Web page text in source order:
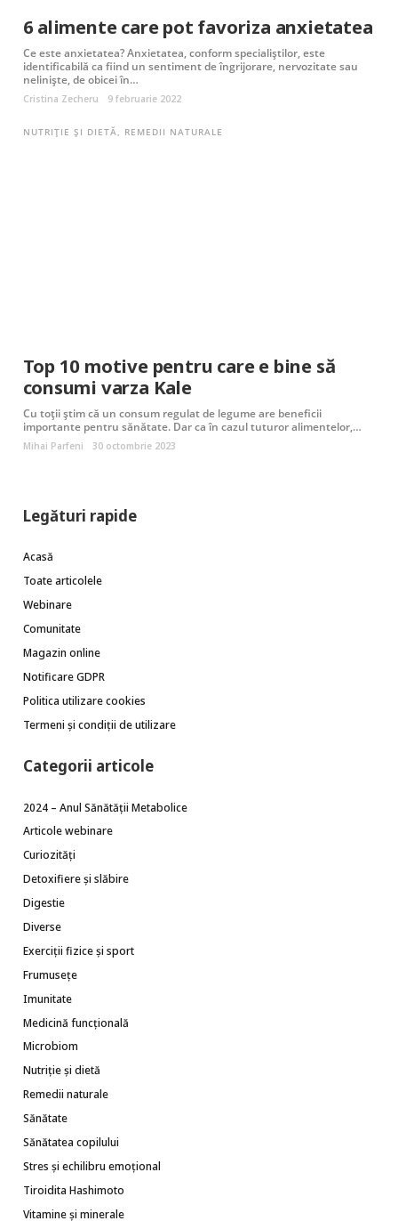
6 alimente care pot favoriza anxietatea
Ce este anxietatea? Anxietatea, conform specialiștilor, este
identificabilă ca fiind un sentiment de îngrijorare, nervozitate sau
neliniște, de obicei în…
Cristina Zecheru 9 februarie 2022
NUTRIȚIE ȘI DIETĂ, REMEDII NATURALE
Top 10 motive pentru care e bine să
consumi varza Kale
Cu toții știm că un consum regulat de legume are beneficii
importante pentru sănătate. Dar ca în cazul tuturor alimentelor,…
Mihai Parfeni 30 octombrie 2023
Legături rapide
Acasă
Toate articolele
Webinare
Comunitate
Magazin online
Notificare GDPR
Politica utilizare cookies
Termeni și condiții de utilizare
Categorii articole
2024 – Anul Sănătății Metabolice
Articole webinare
Curiozități
Detoxifiere și slăbire
Digestie
Diverse
Exerciții fizice și sport
Frumusețe
Imunitate
Medicină funcțională
Microbiom
Nutriție și dietă
Remedii naturale
Sănătate
Sănătatea copilului
Stres și echilibru emoțional
Tiroidita Hashimoto
Vitamine și minerale